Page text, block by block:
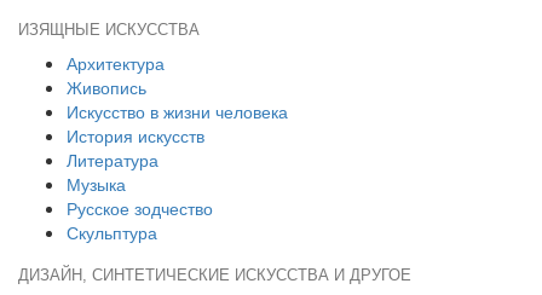
ИЗЯЩНЫЕ ИСКУССТВА
Архитектура
Живопись
Искусство в жизни человека
История искусств
Литература
Музыка
Русское зодчество
Скульптура
ДИЗАЙН, СИНТЕТИЧЕСКИЕ ИСКУССТВА И ДРУГОЕ